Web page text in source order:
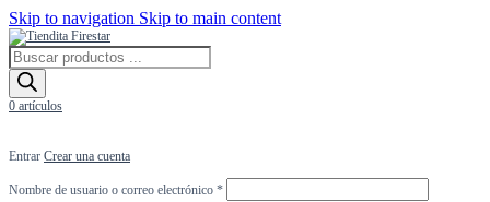
Skip to navigation Skip to main content
Búsqueda
de
productos
0 artículos
Entrar Crear una cuenta
Nombre de usuario o correo electrónico *Obligatorio